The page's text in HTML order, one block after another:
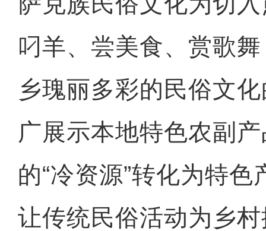
叼羊、尝美食、赏歌
乡瑰丽多彩的民俗文
广展示本地特色农副
的“冷资源”转化为特色
让传统民俗活动为乡